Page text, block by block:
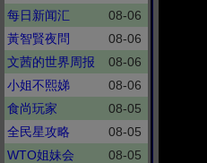
每日新闻汇
08-06
黃智賢夜問
08-06
文茜的世界周报
08-06
小姐不熙娣
08-06
食尚玩家
08-05
全民星攻略
08-05
WTO姐妹会
08-05